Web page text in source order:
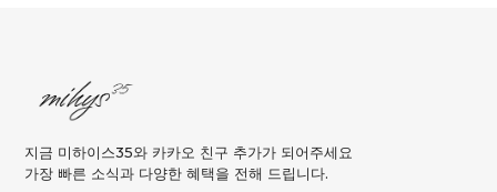
지금 미하이스35와 카카오 친구 추가가 되어주세요
가장 빠른 소식과 다양한 혜택을 전해 드립니다.